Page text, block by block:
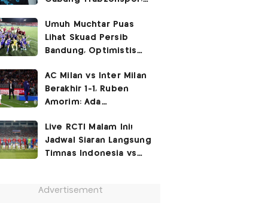
Ronaldo, Harusnya ke
Juventus!
Umuh Muchtar Puas
Lihat Skuad Persib
Bandung, Optimistis
AC Milan vs Inter Milan
Berakhir 1-1, Ruben
Amorim: Ada
Live RCTI Malam Ini!
Jadwal Siaran Langsung
Timnas Indonesia vs
Advertisement